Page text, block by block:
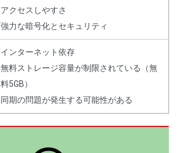
アクセスしやすさ
強力な暗号化とセキュリティ
インターネット依存
無料ストレージ容量が制限されている（無
料5GB）
同期の問題が発生する可能性がある